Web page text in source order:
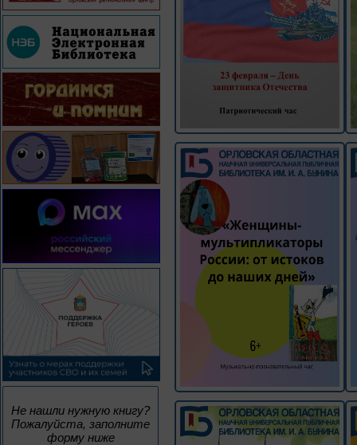
Не нашли нужную книгу?
Пожалуйста, заполните
форму ниже